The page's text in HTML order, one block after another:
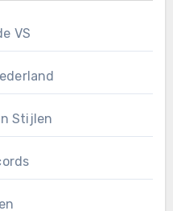
VS
Stijlen